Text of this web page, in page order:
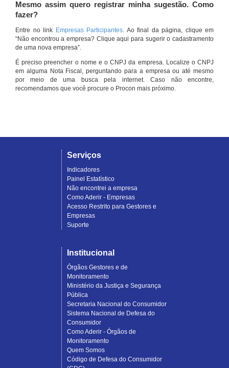
Mesmo assim quero registrar minha sugestão. Como
fazer?
Entre no link Empresas Participantes. Ao final da página, clique em
“Não encontrou a empresa? Clique aqui para sugerir o cadastramento
de uma nova empresa”.
É preciso preencher o nome e o CNPJ da empresa. Localize o CNPJ
em alguma Nota Fiscal, perguntando para a empresa ou até mesmo
por meio de uma busca pela internet. Caso não encontre,
recomendamos que você procure o Procon mais próximo.
Serviços
Indicadores
Painel Estatístico
Não encontrei a empresa
Como Aderir - Empresas
Acesso Restrito para Gestores e
Empresas
Suporte
Institucional
Órgãos Gestores e de
Monitoramento
Ministério da Justiça e Segurança
Pública
Secretaria Nacional do Consumidor
Sistema Nacional de Defesa do
Consumidor
Como Aderir - Órgãos de
Monitoramento
Quem Somos
Código de Defesa do Consumidor